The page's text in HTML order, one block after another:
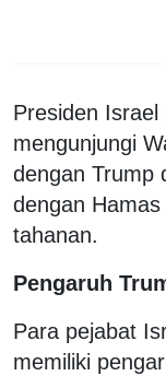
Presiden
mengunjungi
dengan Trump
dengan
tahanan.
Pengaruh
Para pejabat
memiliki